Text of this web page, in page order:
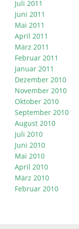
Juli 2011
Juni 2011
Mai 2011
April 2011
März 2011
Februar 2011
Januar 2011
Dezember 2010
November 2010
Oktober 2010
September 2010
August 2010
Juli 2010
Juni 2010
Mai 2010
April 2010
März 2010
Februar 2010